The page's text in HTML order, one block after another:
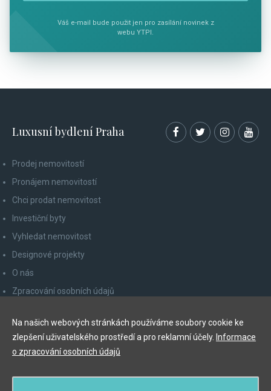
Váš e-mail bude použit jen pro zasílání novinek z
webu YTPI.
Luxusní bydlení Praha
Prodej nemovitostí
Pronájem nemovitostí
Chci prodat nemovitost
Investiční byty
Vyhledat nemovitost
Designové projekty
O nás
Zpracování osobních údajů
Odhlášení z newsletteru
Na našich webových stránkách používáme soubory cookie ke
zlepšení uživatelského prostředí a pro reklamní účely. Informace
o zpracování osobních údajů